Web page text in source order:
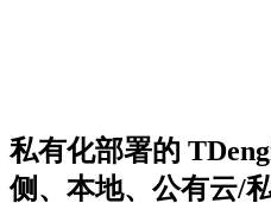
私有化部署的
侧、本地、公有云/